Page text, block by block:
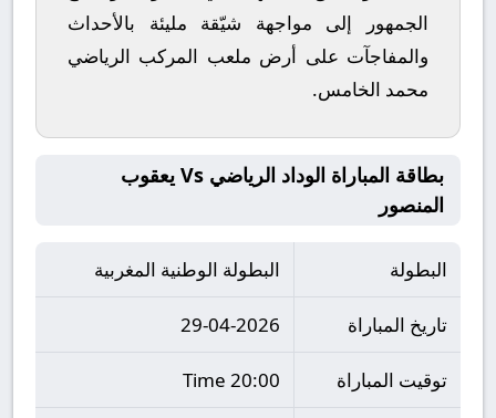
الجمهور إلى مواجهة شيّقة مليئة بالأحداث
والمفاجآت على أرض ملعب المركب الرياضي
محمد الخامس.
بطاقة المباراة الوداد الرياضي Vs يعقوب
المنصور
البطولة البطولة الوطنية المغربية
تاريخ المباراة 29-04-2026
توقيت المباراة 20:00 Time